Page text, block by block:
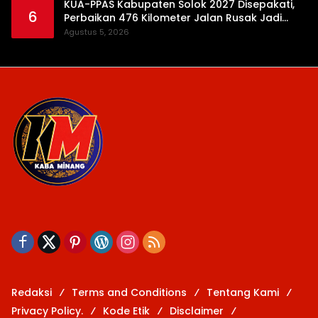
6
KUA-PPAS Kabupaten Solok 2027 Disepakati,
Perbaikan 476 Kilometer Jalan Rusak Jadi
Prioritas
Agustus 5, 2026
Redaksi Terms and Conditions
Tentang Kami
Privacy Policy.
Kode Etik Disclaimer